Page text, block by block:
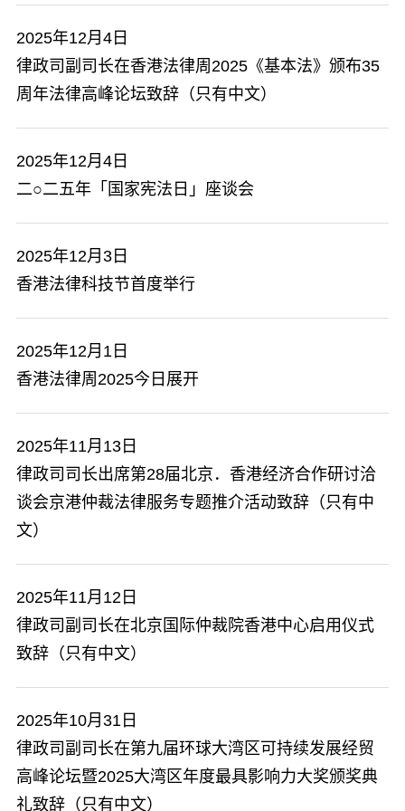
2025年12月4日
律政司副司长在香港法律周2025《基本法》颁布35
周年法律高峰论坛致辞（只有中文）
2025年12月4日
二○二五年「国家宪法日」座谈会
2025年12月3日
香港法律科技节首度举行
2025年12月1日
香港法律周2025今日展开
2025年11月13日
​律政司司长出席第28届北京．香港经济合作研讨洽
谈会京港仲裁法律服务专题推介活动致辞（只有中
文）
2025年11月12日
律政司副司长在北京国际仲裁院香港中心启用仪式
致辞（只有中文）
2025年10月31日
律政司副司长在第九届环球大湾区可持续发展经贸
高峰论坛暨2025大湾区年度最具影响力大奖颁奖典
礼致辞（只有中文）